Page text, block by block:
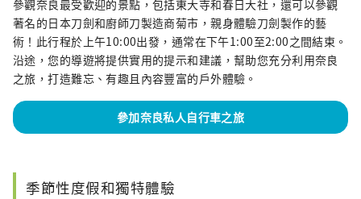
參觀奈良最受歡迎的景點，包括東大寺和春日大社，還可以參觀
著名的日本刀劍和廚師刀製造商菊市，親身體驗刀劍製作的藝
術！此行程於上午10:00出發，通常在下午1:00至2:00之間結束。
沿途，您的導遊將提供實用的提示和建議，幫助您充分利用奈良
之旅，打造難忘、有趣且內容豐富的戶外體驗。
參加奈良私人自行車之旅
季節性度假和獨特體驗